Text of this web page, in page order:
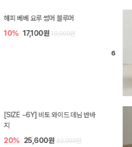
듀이 아기 바지
10% 17,100원 19,000원
[SIZE ~6Y] 라핀 카프리 팬츠
30%